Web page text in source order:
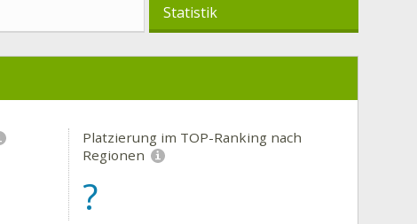
Statistik
Platzierung im TOP-Ranking nach
Regionen
?